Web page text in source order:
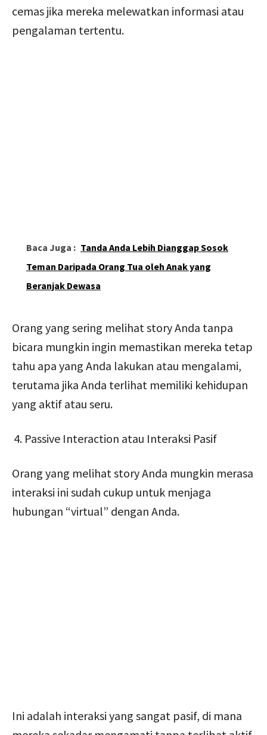
cemas jika mereka melewatkan informasi atau
pengalaman tertentu.
Baca Juga : Tanda Anda Lebih Dianggap Sosok
Teman Daripada Orang Tua oleh Anak yang
Beranjak Dewasa
Orang yang sering melihat story Anda tanpa
bicara mungkin ingin memastikan mereka tetap
tahu apa yang Anda lakukan atau mengalami,
terutama jika Anda terlihat memiliki kehidupan
yang aktif atau seru.
Passive Interaction atau Interaksi Pasif
Orang yang melihat story Anda mungkin merasa
interaksi ini sudah cukup untuk menjaga
hubungan “virtual” dengan Anda.
Ini adalah interaksi yang sangat pasif, di mana